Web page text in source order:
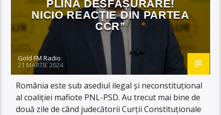
PLINĂ DESFĂȘURARE!
NICIO REACȚIE DIN PARTEA
CCR”
Gold FM Radio
21 MARTIE 2024
România este sub asediul ilegal și neconstituțional
al coaliției mafiote PNL-PSD. Au trecut mai bine de
două zile de când judecătorii Curții Constituționale